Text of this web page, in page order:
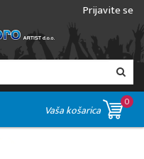
Prijavite se
Vaša košarica
0